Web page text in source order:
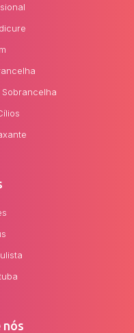
nós